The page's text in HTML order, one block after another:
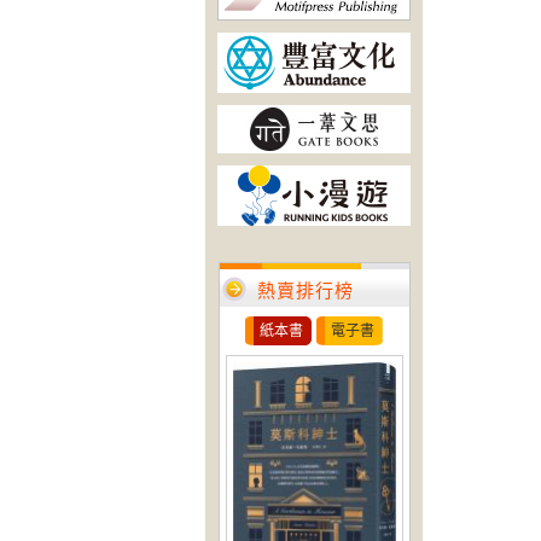
熱賣排行榜
紙本書 電子書